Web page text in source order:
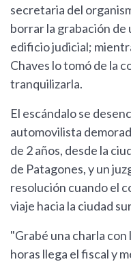
secretaria del
borrar la grabación de
edificio judicial;
Chaves lo tomó de la
tranquilizarla.
El escándalo se
automovilista
de 2 años, desde la
de Patagones, y un
resolución cuando el
viaje hacia la ciudad
"Grabé una charla con
horas llega el fiscal y